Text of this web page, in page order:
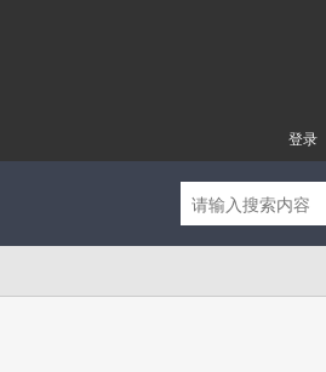
登录